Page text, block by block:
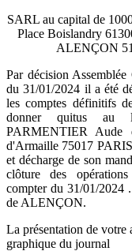
SARL au capital de
Place Boislandry
ALENÇON
Par décision
du 31/01/2024 il a été
les comptes définitifs
donner quitus au
PARMENTIER Aude
d'Armaille 75017
et décharge de son
clôture des
compter du 31/01/2024
de ALENÇON.
La présentation de votre
graphique du journal